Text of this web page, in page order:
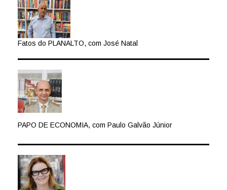
Fatos do PLANALTO, com José Natal
PAPO DE ECONOMIA, com Paulo Galvão Júnior